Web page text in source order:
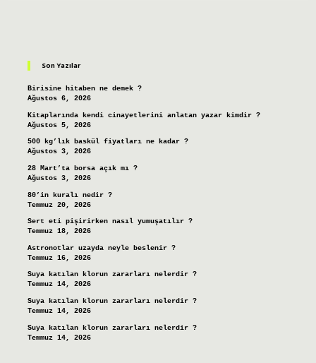
Son Yazılar
Birisine hitaben ne demek ?
Ağustos 6, 2026
Kitaplarında kendi cinayetlerini anlatan yazar kimdir ?
Ağustos 5, 2026
500 kg’lık baskül fiyatları ne kadar ?
Ağustos 3, 2026
28 Mart’ta borsa açık mı ?
Ağustos 3, 2026
80’in kuralı nedir ?
Temmuz 20, 2026
Sert eti pişirirken nasıl yumuşatılır ?
Temmuz 18, 2026
Astronotlar uzayda neyle beslenir ?
Temmuz 16, 2026
Suya katılan klorun zararları nelerdir ?
Temmuz 14, 2026
Suya katılan klorun zararları nelerdir ?
Temmuz 14, 2026
Suya katılan klorun zararları nelerdir ?
Temmuz 14, 2026